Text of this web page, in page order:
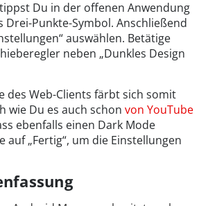
Du in der offenen Anwendung
Drei-Punkte-Symbol. Anschließend
auswählen. Betätige
neben „Dunkles Design
des Web-Clients färbt sich somit
wie Du es auch schon von YouTube
ebenfalls einen Dark Mode
auf „Fertig“, um die Einstellungen